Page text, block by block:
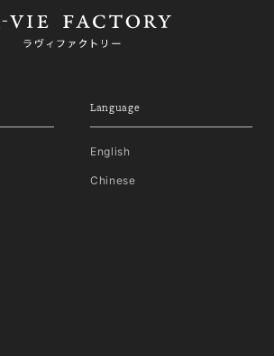
Language
English
Chinese